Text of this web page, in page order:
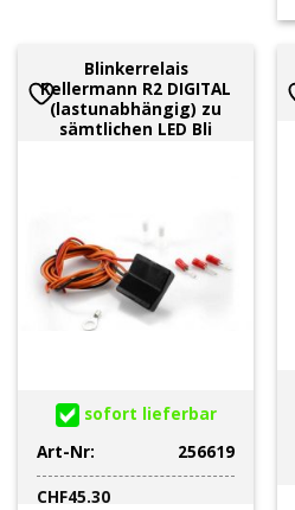
Blinkerrelais
Kellermann R2 DIGITAL
(lastunabhängig) zu
sämtlichen LED Bli
sofort lieferbar
Art-Nr:
256619
CHF45.30